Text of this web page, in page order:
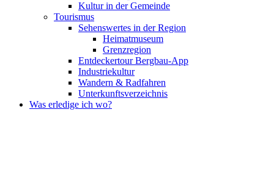
Kultur in der Gemeinde
Tourismus
Sehenswertes in der Region
Heimatmuseum
Grenzregion
Entdeckertour Bergbau-App
Industriekultur
Wandern & Radfahren
Unterkunftsverzeichnis
Was erledige ich wo?